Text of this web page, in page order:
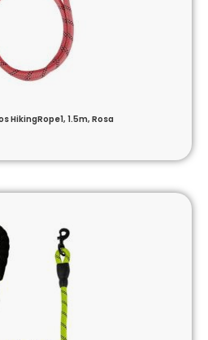
HikingRope1, 1.5m, Rosa